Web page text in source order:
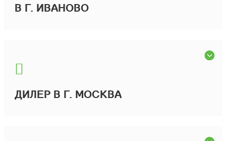
В Г. ИВАНОВО
ДИЛЕР В Г. МОСКВА